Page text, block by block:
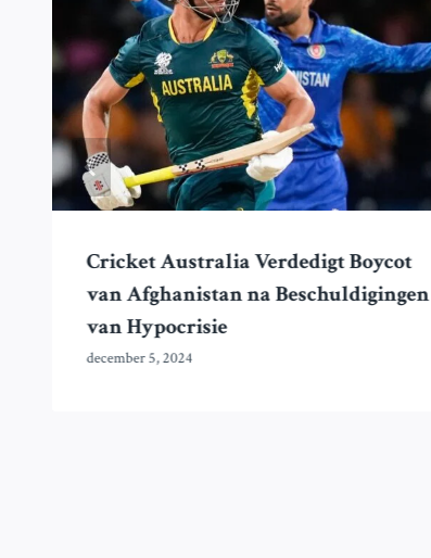
Cricket Australia Verdedigt Boycot
van Afghanistan na Beschuldigingen
van Hypocrisie
december 5, 2024